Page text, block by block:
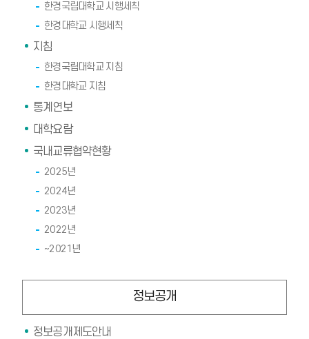
한경국립대학교 시행세칙
한경대학교 시행세칙
지침
한경국립대학교 지침
한경대학교 지침
통계연보
대학요람
국내교류협약현황
2025년
2024년
2023년
2022년
~2021년
정보공개
정보공개제도안내